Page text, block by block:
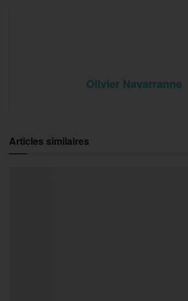
Olivier Navarranne
Articles similaires